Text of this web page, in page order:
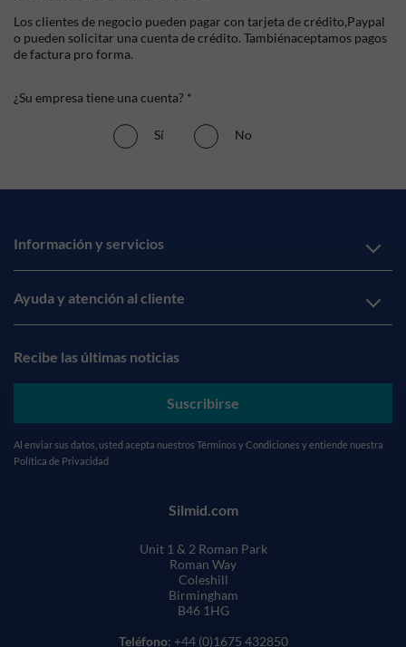
Los clientes de negocio pueden pagar con tarjeta de crédito,Paypal
o pueden solicitar una cuenta de crédito. Tambiénaceptamos pagos
de factura pro forma.
¿Su empresa tiene una cuenta? *
Sí No
Información y servicios
Ayuda y atención al cliente
Recibe las últimas noticias
Suscribirse
Al enviar sus datos, usted acepta nuestros Términos y Condiciones y entiende nuestra
Política de Privacidad
Silmid.com
Unit 1 & 2 Roman Park
Roman Way
Coleshill
Birmingham
B46 1HG
Teléfono: +44 (0)1675 432850